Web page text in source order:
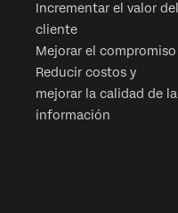
Incrementar el valor del
cliente
Mejorar el compromiso
Reducir costos y
mejorar la calidad de la
información